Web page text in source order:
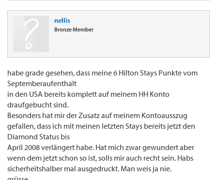
nellis
Bronze Member
habe grade gesehen, dass meine 6 Hilton Stays Punkte vom
Septemberaufenthalt
in den USA bereits komplett auf meinem HH Konto
draufgebucht sind.
Besonders hat mir der Zusatz auf meinem Kontoausszug
gefallen, dass ich mit meinen letzten Stays bereits jetzt den
Diamond Status bis
April 2008 verlängert habe. Hat mich zwar gewundert aber
wenn dem jetzt schon so ist, solls mir auch recht sein. Habs
sicherheitshalber mal ausgedruckt. Man weis ja nie.